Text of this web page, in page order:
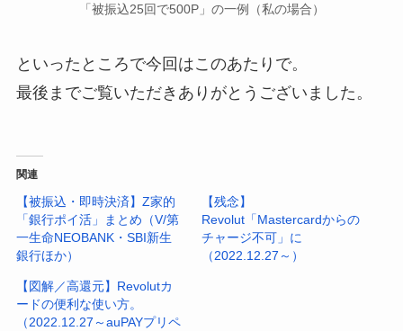
「被振込25回で500P」の一例（私の場合）
といったところで今回はこのあたりで。
最後までご覧いただきありがとうございました。
関連
【被振込・即時決済】Z家的
「銀行ポイ活」まとめ（V/第
一生命NEOBANK・SBI新生
銀行ほか）
【残念】
Revolut「Mastercardからの
チャージ不可」に
（2022.12.27～）
【図解／高還元】Revolutカ
ードの便利な使い方。
（2022.12.27～auPAYプリペ